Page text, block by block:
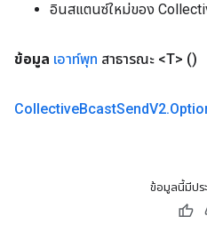
อินสแตนซ์ใหม่ของ
ข้อมูล เอาท์พุท สาธารณะ <T> ()
CollectiveBcastSendV2.
ข้อมูลนี้มีปร